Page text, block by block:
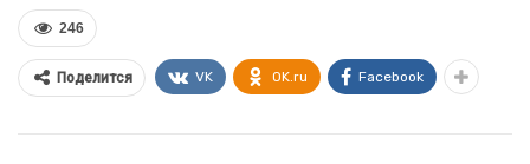
246
Поделится VK OK.ru Facebook